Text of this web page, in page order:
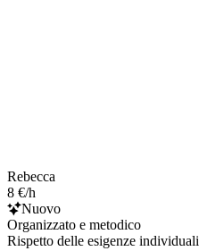
Rebecca
8 €/h
Nuovo
Organizzato e metodico
Rispetto delle esigenze individuali